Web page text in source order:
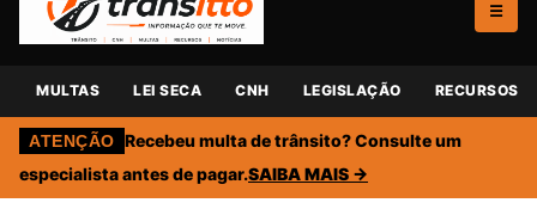
☰
MULTAS LEI SECA CNH LEGISLAÇÃO RECURSOS
ATENÇÃO Recebeu multa de trânsito? Consulte um
especialista antes de pagar.SAIBA MAIS →